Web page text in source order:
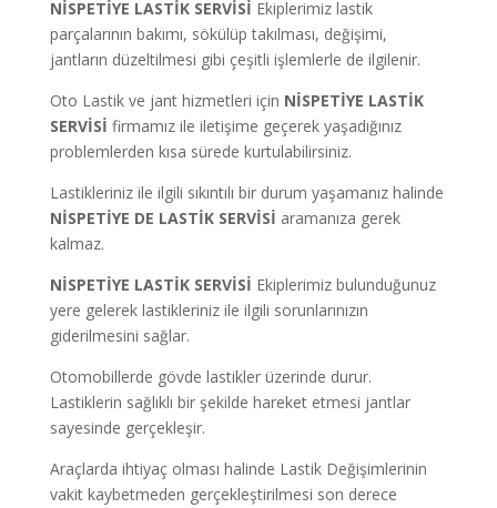
NİSPETİYE LASTİK SERVİSİ Ekiplerimiz lastik
parçalarının bakımı, sökülüp takılması, değişimi,
jantların düzeltilmesi gibi çeşitli işlemlerle de ilgilenir.
Oto Lastik ve jant hizmetleri için NİSPETİYE LASTİK
SERVİSİ firmamız ile iletişime geçerek yaşadığınız
problemlerden kısa sürede kurtulabilirsiniz.
Lastikleriniz ile ilgili sıkıntılı bir durum yaşamanız halinde
NİSPETİYE DE LASTİK SERVİSİ aramanıza gerek
kalmaz.
NİSPETİYE LASTİK SERVİSİ Ekiplerimiz bulunduğunuz
yere gelerek lastikleriniz ile ilgili sorunlarınızın
giderilmesini sağlar.
Otomobillerde gövde lastikler üzerinde durur.
Lastiklerin sağlıklı bir şekilde hareket etmesi jantlar
sayesinde gerçekleşir.
Araçlarda ihtiyaç olması halinde Lastik Değişimlerinin
vakit kaybetmeden gerçekleştirilmesi son derece